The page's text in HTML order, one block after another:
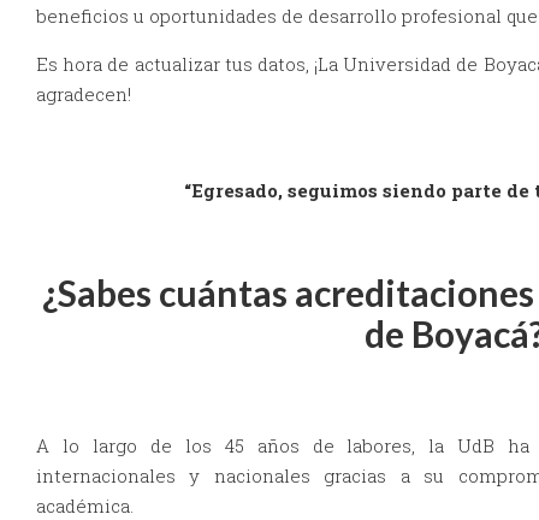
beneficios u oportunidades de desarrollo profesional
Es hora de actualizar tus datos, ¡La Universidad de
agradecen!
“Egresado, seguimos siendo parte
¿Sabes cuántas
de
A lo largo de los 45 años de labores, la UdB ha
internacionales y nacionales gracias a su
académica.